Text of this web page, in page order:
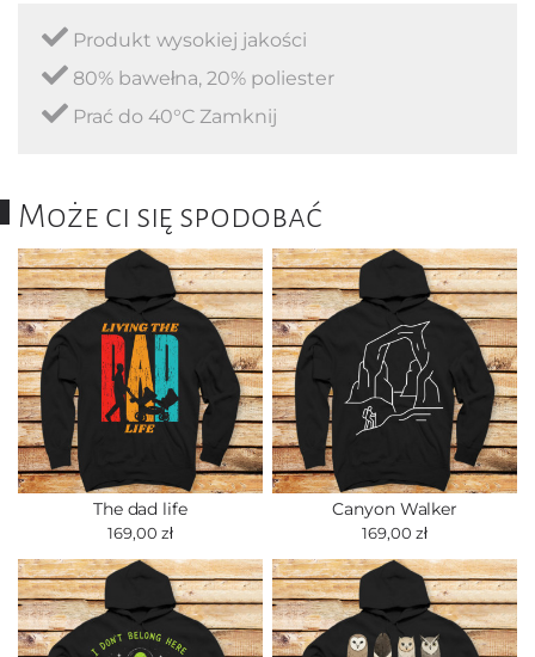
Produkt wysokiej jakości
80% bawełna, 20% poliester
Prać do 40°C Zamknij
Może ci się spodobać
The dad life
169,00 zł
Canyon Walker
169,00 zł